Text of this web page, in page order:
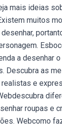
mais ideias
muitos
a desenhar
Descubra as
e
roupas e
Webcomo